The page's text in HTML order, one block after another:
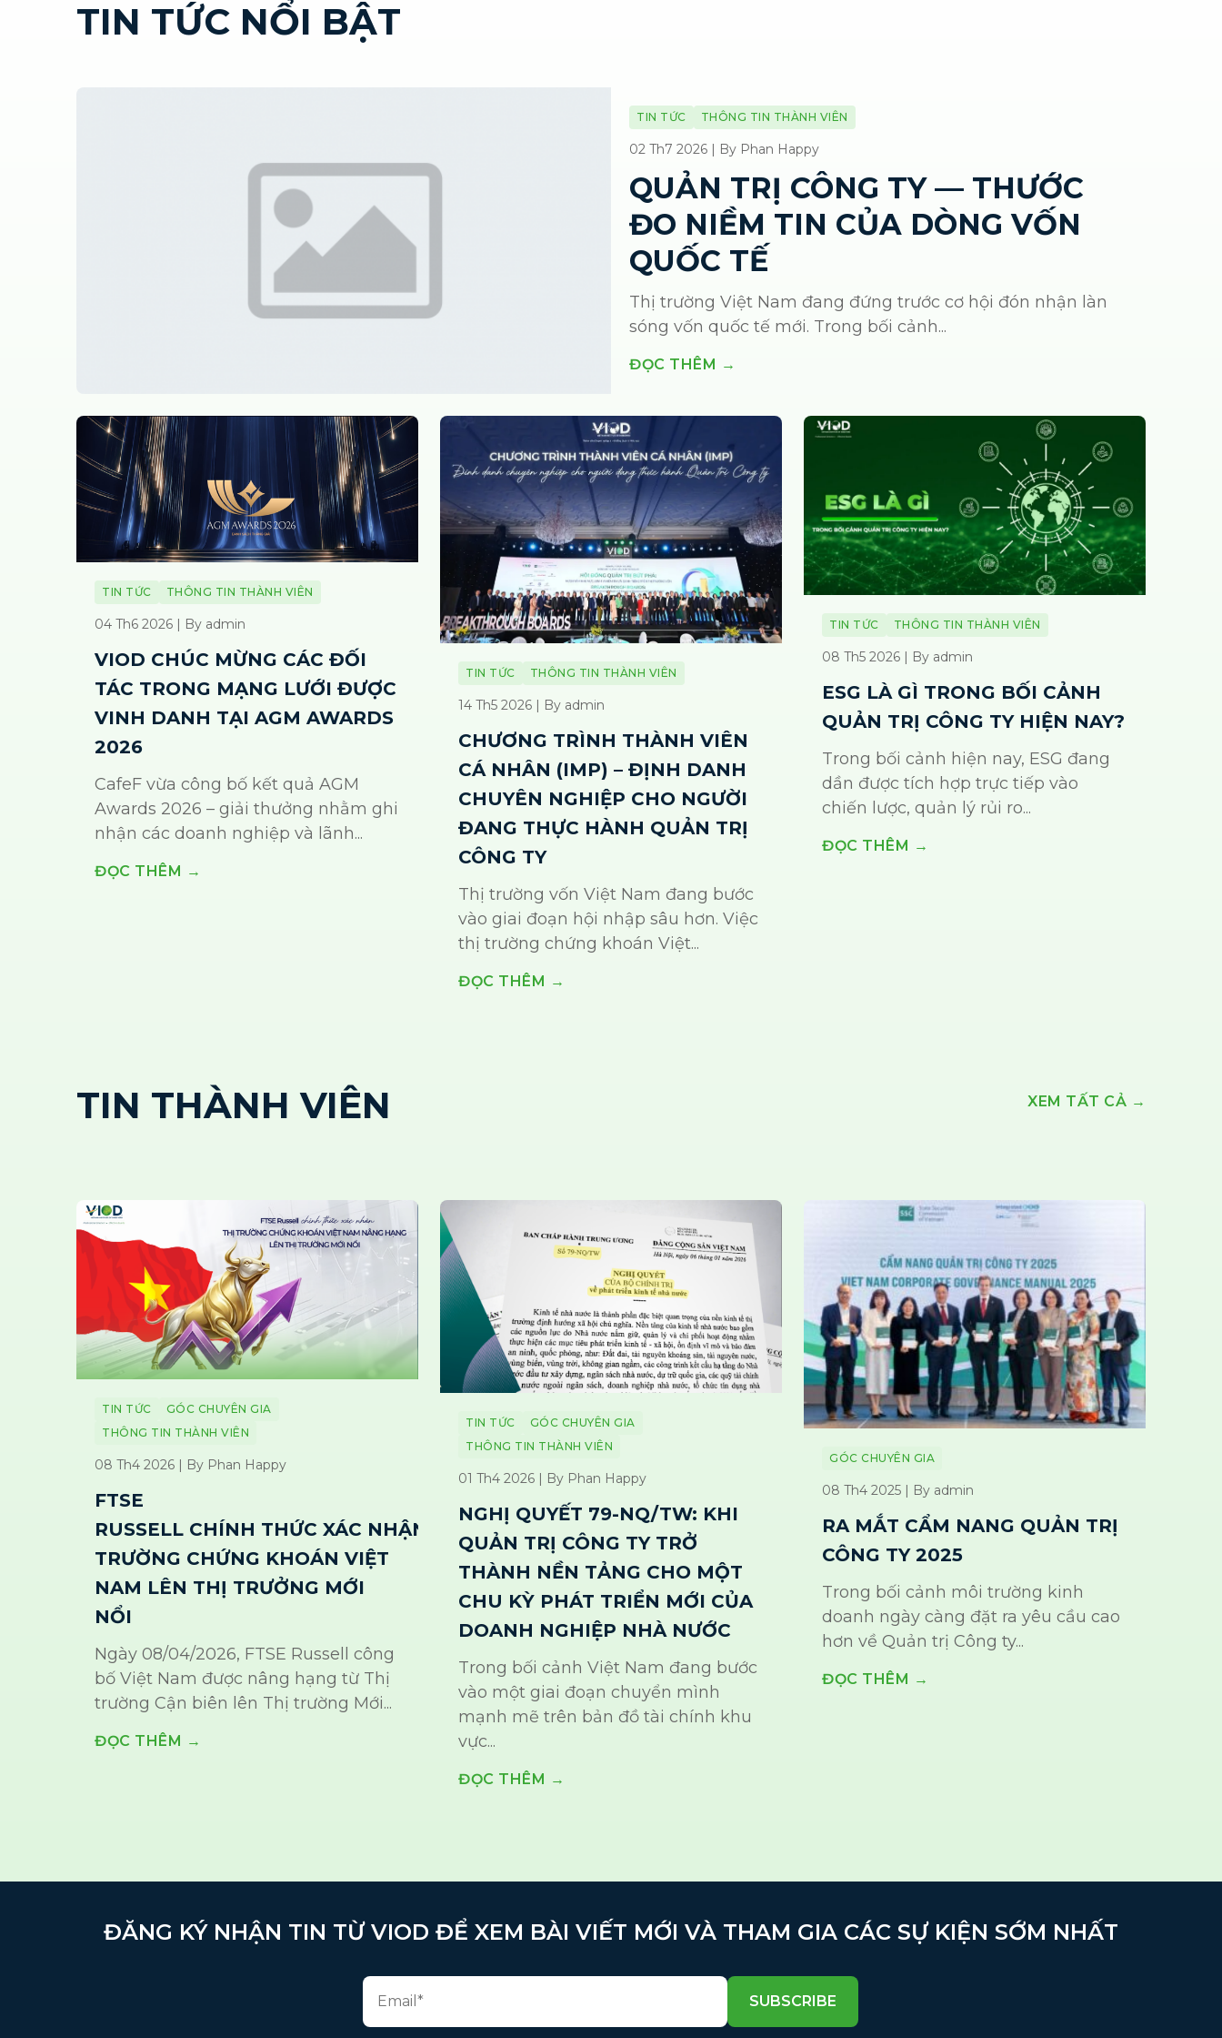
TIN TỨC NỔI BẬT
TIN TỨC THÔNG TIN THÀNH VIÊN
02 Th7 2026 | By Phan Happy
QUẢN TRỊ CÔNG TY — THƯỚC
ĐO NIỀM TIN CỦA DÒNG VỐN
QUỐC TẾ
Thị trường Việt Nam đang đứng trước cơ hội đón nhận làn
sóng vốn quốc tế mới. Trong bối cảnh...
ĐỌC THÊM →
TIN TỨC THÔNG TIN THÀNH VIÊN
04 Th6 2026 | By admin
VIOD CHÚC MỪNG CÁC ĐỐI
TÁC TRONG MẠNG LƯỚI ĐƯỢC
VINH DANH TẠI AGM AWARDS
2026
CafeF vừa công bố kết quả AGM
Awards 2026 – giải thưởng nhằm ghi
nhận các doanh nghiệp và lãnh...
ĐỌC THÊM →
TIN TỨC THÔNG TIN THÀNH VIÊN
14 Th5 2026 | By admin
CHƯƠNG TRÌNH THÀNH VIÊN
CÁ NHÂN (IMP) – ĐỊNH DANH
CHUYÊN NGHIỆP CHO NGƯỜI
ĐANG THỰC HÀNH QUẢN TRỊ
CÔNG TY
Thị trường vốn Việt Nam đang bước
vào giai đoạn hội nhập sâu hơn. Việc
thị trường chứng khoán Việt...
ĐỌC THÊM →
TIN TỨC THÔNG TIN THÀNH VIÊN
08 Th5 2026 | By admin
ESG LÀ GÌ TRONG BỐI CẢNH
QUẢN TRỊ CÔNG TY HIỆN NAY?
Trong bối cảnh hiện nay, ESG đang
dần được tích hợp trực tiếp vào
chiến lược, quản lý rủi ro...
ĐỌC THÊM →
TIN THÀNH VIÊN XEM TẤT CẢ →
TIN TỨC
GÓC CHUYÊN GIA
THÔNG TIN THÀNH VIÊN
08 Th4 2026 | By Phan Happy
FTSE
RUSSELL CHÍNH THỨC XÁC NHẬN THỊ
TRƯỜNG CHỨNG KHOÁN VIỆT
NAM LÊN THỊ TRƯỞNG MỚI
NỔI
Ngày 08/04/2026, FTSE Russell công
bố Việt Nam được nâng hạng từ Thị
trường Cận biên lên Thị trường Mới...
ĐỌC THÊM →
TIN TỨC
GÓC CHUYÊN GIA
THÔNG TIN THÀNH VIÊN
01 Th4 2026 | By Phan Happy
NGHỊ QUYẾT 79-NQ/TW: KHI
QUẢN TRỊ CÔNG TY TRỞ
THÀNH NỀN TẢNG CHO MỘT
CHU KỲ PHÁT TRIỂN MỚI CỦA
DOANH NGHIỆP NHÀ NƯỚC
Trong bối cảnh Việt Nam đang bước
vào một giai đoạn chuyển mình
mạnh mẽ trên bản đồ tài chính khu
vực...
ĐỌC THÊM →
GÓC CHUYÊN GIA
08 Th4 2025 | By admin
RA MẮT CẨM NANG QUẢN TRỊ
CÔNG TY 2025
Trong bối cảnh môi trường kinh
doanh ngày càng đặt ra yêu cầu cao
hơn về Quản trị Công ty...
ĐỌC THÊM →
ĐĂNG KÝ NHẬN TIN TỪ VIOD ĐỂ XEM BÀI VIẾT MỚI VÀ THAM GIA CÁC SỰ KIỆN SỚM NHẤT
SUBSCRIBE